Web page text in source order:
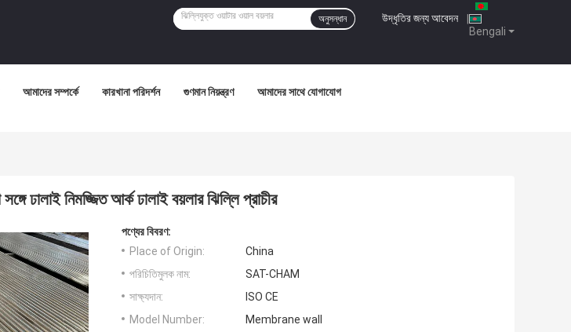
Bengali
উদ্ধৃতির জন্য আবেদন |
অনুসন্ধান
আমাদের সম্পর্কে কারখানা পরিদর্শন গুণমান নিয়ন্ত্রণ আমাদের সাথে যোগাযোগ
ঢালাই নিমজ্জিত আর্ক ঢালাই বয়লার ঝিল্লি প্রাচীর
পণ্যের বিবরণ:
Place of Origin:
China
পরিচিতিমুলক নাম:
SAT-CHAM
সাক্ষ্যদান:
ISO CE
Model Number:
Membrane wall